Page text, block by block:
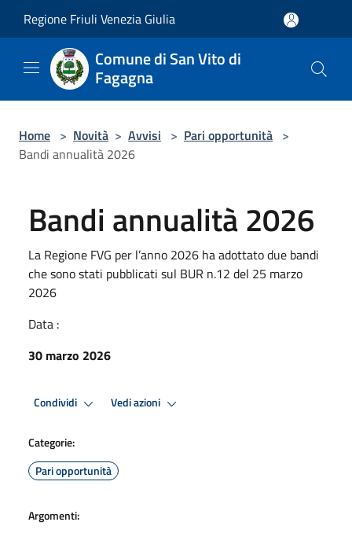
Regione Friuli Venezia Giulia
Comune di San Vito di
Fagagna
Home > Novità > Avvisi > Pari opportunità >
Bandi annualità 2026
Bandi annualità 2026
La Regione FVG per l’anno 2026 ha adottato due bandi
che sono stati pubblicati sul BUR n.12 del 25 marzo
2026
Data :
30 marzo 2026
Condividi Vedi azioni
Categorie:
Pari opportunità
Argomenti: